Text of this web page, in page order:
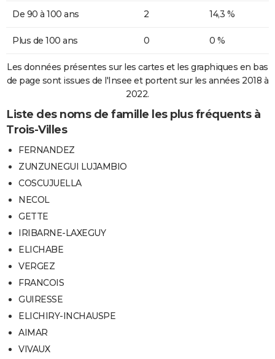
De 90 à 100 ans 2 14,3 %
Plus de 100 ans 0 0 %
Les données présentes sur les cartes et les graphiques en bas
de page sont issues de l'Insee et portent sur les années 2018 à
2022.
Liste des noms de famille les plus fréquents à
Trois-Villes
FERNANDEZ
ZUNZUNEGUI LUJAMBIO
COSCUJUELLA
NECOL
GETTE
IRIBARNE-LAXEGUY
ELICHABE
VERGEZ
FRANCOIS
GUIRESSE
ELICHIRY-INCHAUSPE
AIMAR
VIVAUX